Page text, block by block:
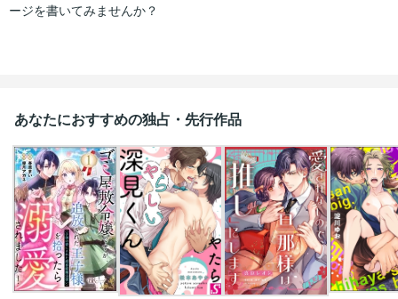
ージを書いてみませんか？
あなたにおすすめの独占・先行作品